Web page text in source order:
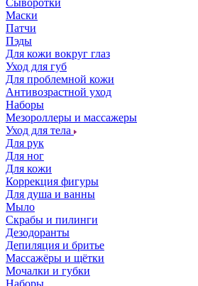
Сыворотки
Маски
Патчи
Пэды
Для кожи вокруг глаз
Уход для губ
Для проблемной кожи
Антивозрастной уход
Наборы
Мезороллеры и массажеры
Уход для тела
Для рук
Для ног
Для кожи
Коррекция фигуры
Для душа и ванны
Мыло
Скрабы и пилинги
Дезодоранты
Депиляция и бритье
Массажёры и щётки
Мочалки и губки